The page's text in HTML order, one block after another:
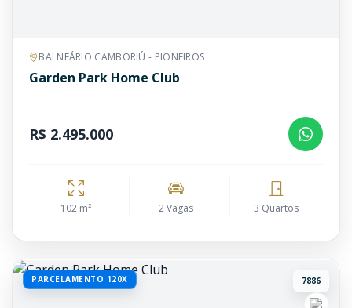
BALNEÁRIO CAMBORIÚ - PIONEIROS
Garden Park Home Club
R$ 2.495.000
102 m² 2 Vagas 3 Quartos
PARCELAMENTO 120X 7886